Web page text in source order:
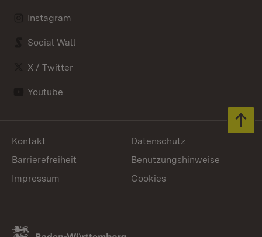
Instagram
Social Wall
X / Twitter
Youtube
Kontakt
Datenschutz
Barrierefreiheit
Benutzungshinweise
Impressum
Cookies